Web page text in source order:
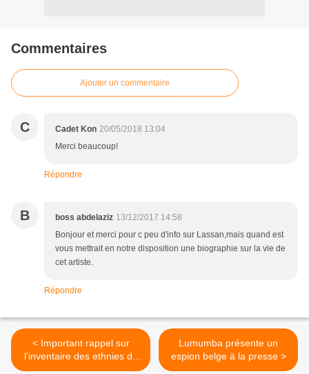
Commentaires
Ajouter un commentaire
C Cadet Kon 20/05/2018 13:04
Merci beaucoup!
Répondre
B boss abdelaziz 13/12/2017 14:58
Bonjour et merci pour c peu d'info sur Lassan,mais quand est
vous mettrait en notre disposition une biographie sur la vie de
cet artiste.
Répondre
< Important rappel sur
l’inventaire des ethnies de
la RDC.
Lumumba présente un
espion belge à la presse >